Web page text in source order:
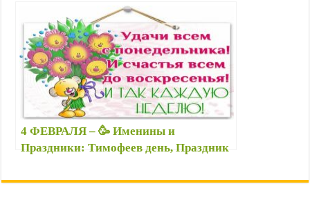
клубники открытки с клубничкой 21 и
27 мая, 29 июля, 27 февраля
4 ФЕВРАЛЯ – 🥳 Именины и
Праздники: Тимофеев день, Праздник
др. – Картинки, открытки 04.02